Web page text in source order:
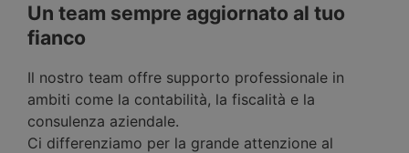
Un team sempre aggiornato al tuo
fianco
Il nostro team offre supporto professionale in
ambiti come la contabilità, la fiscalità e la
consulenza aziendale.
Ci differenziamo per la grande attenzione al